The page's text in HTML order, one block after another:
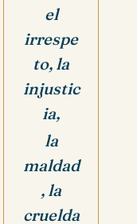
el
irrespe
to, la
injustic
ia,
la
maldad
, la
cruelda